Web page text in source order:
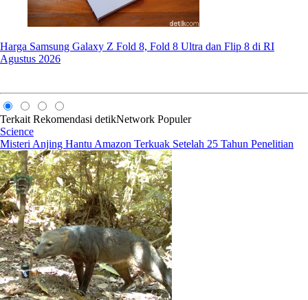
Harga Samsung Galaxy Z Fold 8, Fold 8 Ultra dan Flip 8 di RI
Agustus 2026
Terkait Rekomendasi detikNetwork Populer
Science
Misteri Anjing Hantu Amazon Terkuak Setelah 25 Tahun Penelitian